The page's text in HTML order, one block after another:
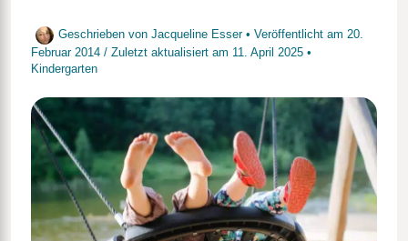
Geschrieben von Jacqueline Esser • Veröffentlicht am 20.
Februar 2014 / Zuletzt aktualisiert am 11. April 2025•
Kindergarten